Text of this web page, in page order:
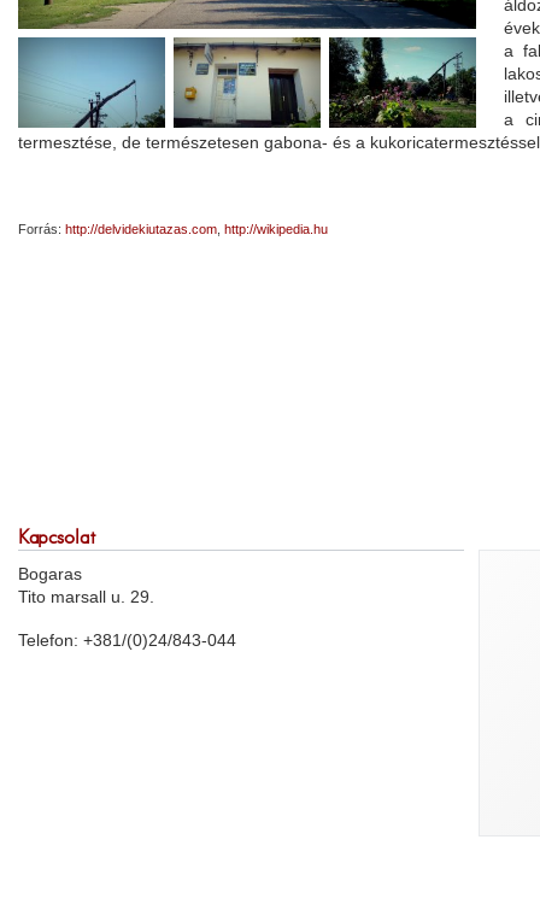
a
a
termesztése, de természetesen gabona- és a
Forrás: http://delvidekiutazas.com http://wikipedia.hu
Kapcsolat
Bogaras
Tito marsall u. 29.
Telefon: +381/(0)24/843-044